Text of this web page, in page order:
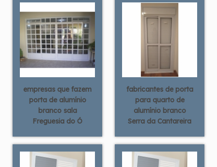
empresas que fazem
porta de alumínio
branco sala
Freguesia do Ó
fabricantes de porta
para quarto de
alumínio branco
Serra da Cantareira